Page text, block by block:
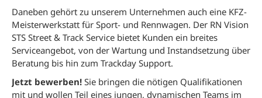
Daneben gehört zu unserem Unternehmen auch eine KFZ-
Meisterwerkstatt für Sport- und Rennwagen. Der RN Vision
STS Street & Track Service bietet Kunden ein breites
Serviceangebot, von der Wartung und Instandsetzung über
Beratung bis hin zum Trackday Support.
Jetzt bewerben! Sie bringen die nötigen Qualifikationen
mit und wollen Teil eines jungen, dynamischen Teams im